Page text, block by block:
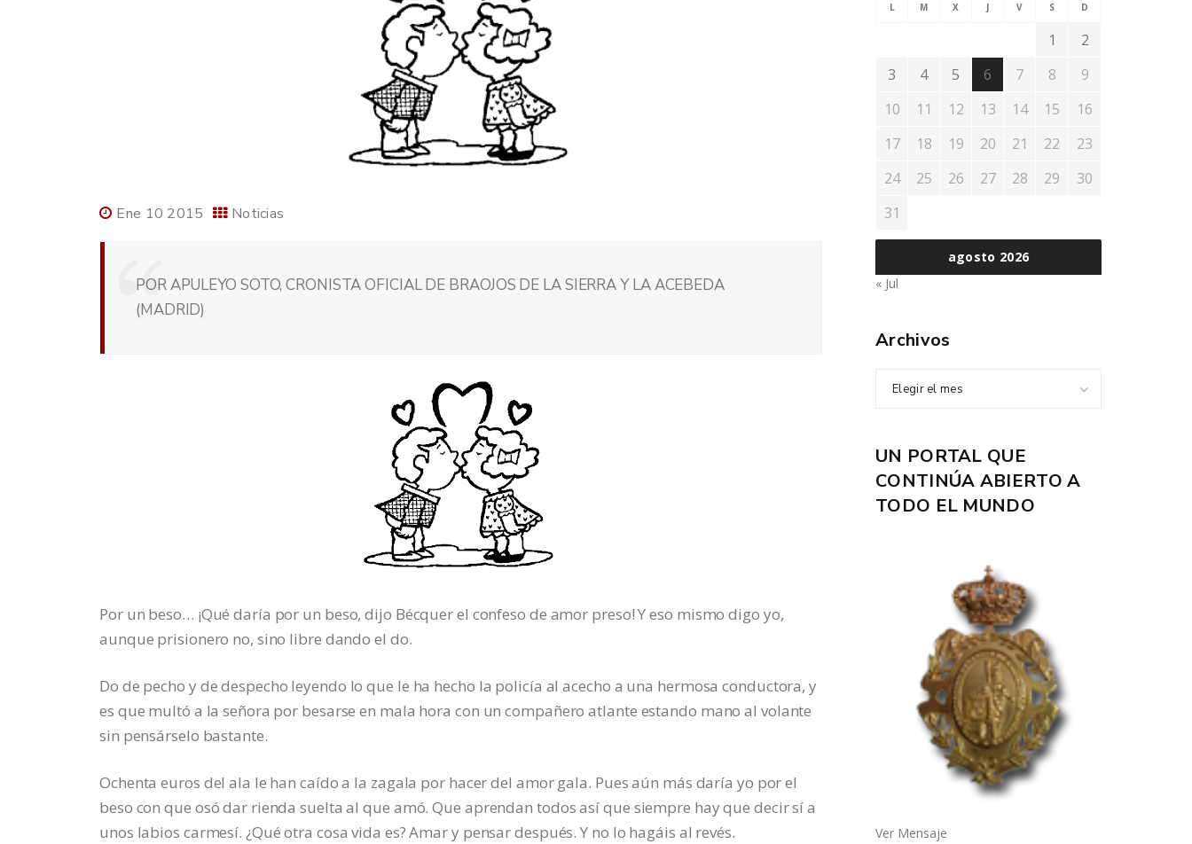
Ene 10 2015 Noticias
POR APULEYO SOTO, CRONISTA OFICIAL DE BRAOJOS DE LA SIERRA Y LA ACEBEDA
(MADRID)
Por un beso… ¡Qué daría por un beso, dijo Bécquer el confeso de amor preso! Y eso mismo digo yo,
aunque prisionero no, sino libre dando el do.
Do de pecho y de despecho leyendo lo que le ha hecho la policía al acecho a una hermosa conductora, y
es que multó a la señora por besarse en mala hora con un compañero atlante estando mano al volante
sin pensárselo bastante.
Ochenta euros del ala le han caído a la zagala por hacer del amor gala. Pues aún más daría yo por el
beso con que osó dar rienda suelta al que amó. Que aprendan todos así que siempre hay que decir sí a
unos labios carmesí. ¿Qué otra cosa vida es? Amar y pensar después. Y no lo hagáis al revés.
agosto 2026
L M X J V S D
1
2
3
4 5 6 7 8
9
10
11 12 13 14 15
16
17
18 19 20 21 22
23
24
25 26 27 28 29
30
31
« Jul
Archivos
Elegir el mes
UN PORTAL QUE
CONTINÚA ABIERTO A
TODO EL MUNDO
Ver Mensaje